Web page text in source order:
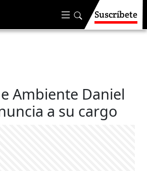
Suscríbete
Ambiente Daniel
a su cargo